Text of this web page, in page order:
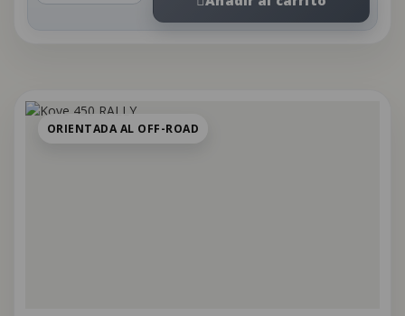
ORIENTADA AL OFF-ROAD